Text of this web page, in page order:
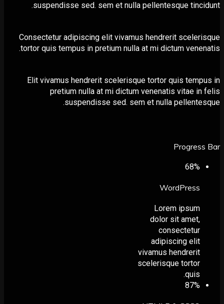
suspendisse sed. sem et nulla pellentesque
Consectetur adipiscing elit vivamus hendrerit
tortor quis tempus in pretium nulla at mi dictum
Elit vivamus hendrerit scelerisque tortor quis
pretium nulla at mi dictum venenatis vitae
suspendisse sed. sem et nulla
68
WordPress
Lorem ipsum
dolor sit amet,
consectetur
adipiscing elit
vivamus hendrerit
scelerisque tortor
87